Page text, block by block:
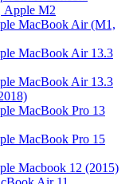
Apple M2
MacBook Air (M1,
MacBook Air 13.3
MacBook Air 13.3
MacBook Pro 13
MacBook Pro 15
Macbook 12 (2015)